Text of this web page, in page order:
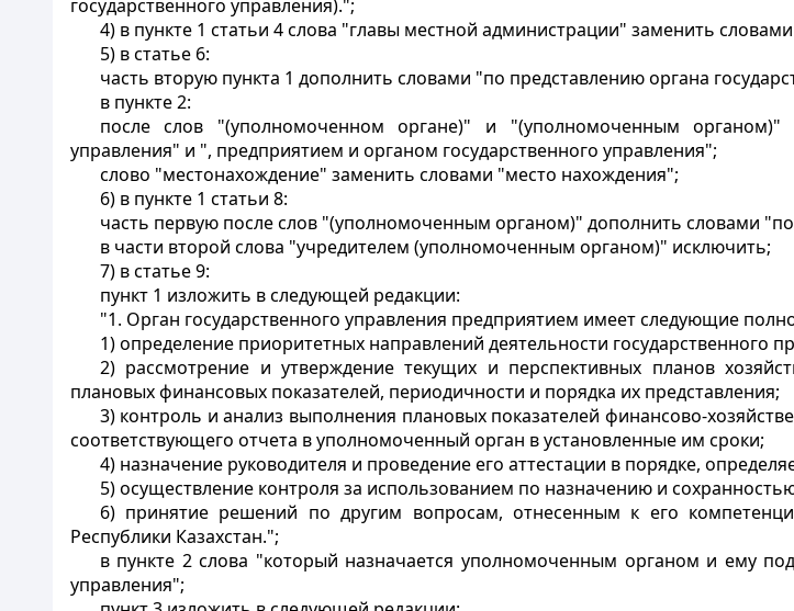
государственного управления).";
4) в пункте 1 статьи 4 слова "главы местной администрации" заменить
5) в статье 6:
часть вторую пункта 1 дополнить словами "по представлению органа
в пункте 2:
после слов "(уполномоченном органе)" и "(уполномоченным органом)"
управления" и ", предприятием и органом государственного управления";
слово "местонахождение" заменить словами "место нахождения";
6) в пункте 1 статьи 8:
часть первую после слов "(уполномоченным органом)" дополнить словами
в части второй слова "учредителем (уполномоченным органом)" исключить;
7) в статье 9:
пункт 1 изложить в следующей редакции:
"1. Орган государственного управления предприятием имеет следующие
1) определение приоритетных направлений деятельности государственного
2) рассмотрение и утверждение текущих и перспективных планов
плановых финансовых показателей, периодичности и порядка их представления;
3) контроль и анализ выполнения плановых показателей финансово-
соответствующего отчета в уполномоченный орган в установленные им сроки;
4) назначение руководителя и проведение его аттестации в порядке,
5) осуществление контроля за использованием по назначению и
6) принятие решений по другим вопросам, отнесенным к его
Республики Казахстан.";
в пункте 2 слова "который назначается уполномоченным органом и ему
управления";